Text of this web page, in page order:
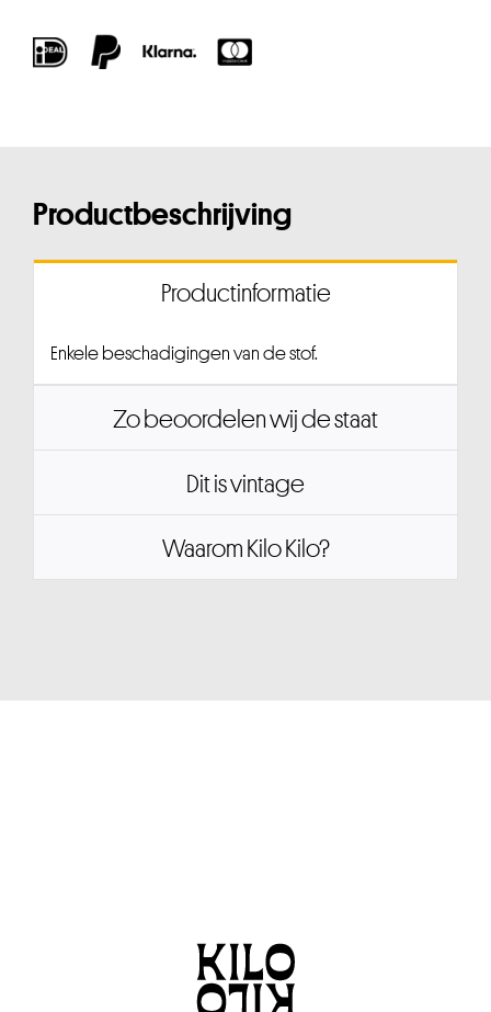
Productbeschrijving
Productinformatie
Enkele beschadigingen van de stof.
Zo beoordelen wij de staat
Dit is vintage
Waarom Kilo Kilo?